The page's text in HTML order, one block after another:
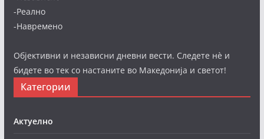
-Реално
-Навремено
Објективни и независни дневни вести. Следете нè и
бидете во тек со настаните во Македонија и светот!
Категории
Актуелно